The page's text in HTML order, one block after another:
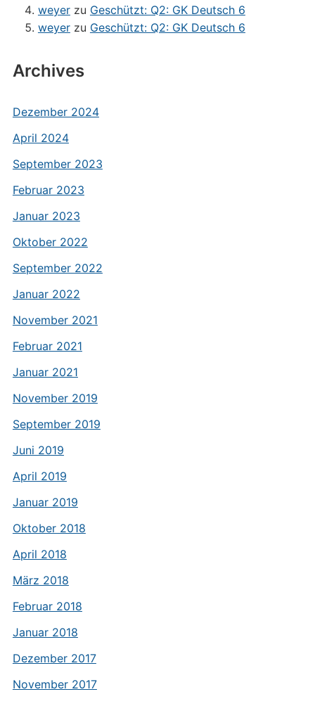
weyerzu Geschützt: Q2: GK Deutsch 6
weyerzu Geschützt: Q2: GK Deutsch 6
Archives
Dezember 2024
April 2024
September 2023
Februar 2023
Januar 2023
Oktober 2022
September 2022
Januar 2022
November 2021
Februar 2021
Januar 2021
November 2019
September 2019
Juni 2019
April 2019
Januar 2019
Oktober 2018
April 2018
März 2018
Februar 2018
Januar 2018
Dezember 2017
November 2017